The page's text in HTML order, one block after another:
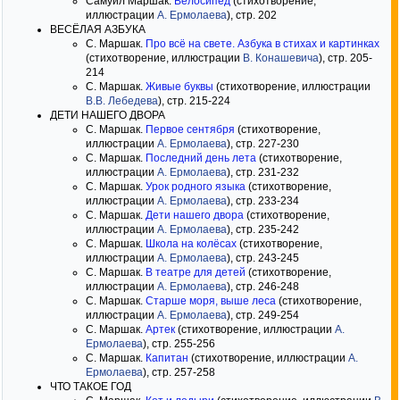
иллюстрации А. Ермолаева), стр. 202
ВЕСЁЛАЯ АЗБУКА
С. Маршак. Про всё на свете. Азбука в стихах и картинках
(стихотворение, иллюстрации В. Конашевича), стр. 205-
214
С. Маршак. Живые буквы (стихотворение, иллюстрации
В.В. Лебедева), стр. 215-224
ДЕТИ НАШЕГО ДВОРА
С. Маршак. Первое сентября (стихотворение,
иллюстрации А. Ермолаева), стр. 227-230
С. Маршак. Последний день лета (стихотворение,
иллюстрации А. Ермолаева), стр. 231-232
С. Маршак. Урок родного языка (стихотворение,
иллюстрации А. Ермолаева), стр. 233-234
С. Маршак. Дети нашего двора (стихотворение,
иллюстрации А. Ермолаева), стр. 235-242
С. Маршак. Школа на колёсах (стихотворение,
иллюстрации А. Ермолаева), стр. 243-245
С. Маршак. В театре для детей (стихотворение,
иллюстрации А. Ермолаева), стр. 246-248
С. Маршак. Старше моря, выше леса (стихотворение,
иллюстрации А. Ермолаева), стр. 249-254
С. Маршак. Артек (стихотворение, иллюстрации А.
Ермолаева), стр. 255-256
С. Маршак. Капитан (стихотворение, иллюстрации А.
Ермолаева), стр. 257-258
ЧТО ТАКОЕ ГОД